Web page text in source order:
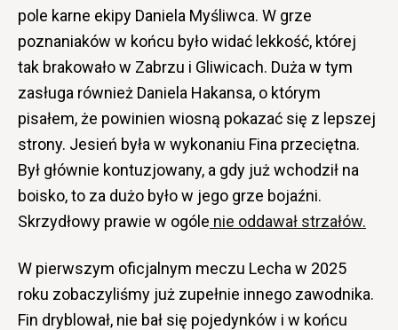
pole karne ekipy Daniela Myśliwca. W grze
poznaniaków w końcu było widać lekkość, której
tak brakowało w Zabrzu i Gliwicach. Duża w tym
zasługa również Daniela Hakansa, o którym
pisałem, że powinien wiosną pokazać się z lepszej
strony. Jesień była w wykonaniu Fina przeciętna.
Był głównie kontuzjowany, a gdy już wchodził na
boisko, to za dużo było w jego grze bojaźni.
Skrzydłowy prawie w ogóle nie oddawał strzałów.
W pierwszym oficjalnym meczu Lecha w 2025
roku zobaczyliśmy już zupełnie innego zawodnika.
Fin dryblował, nie bał się pojedynków i w końcu